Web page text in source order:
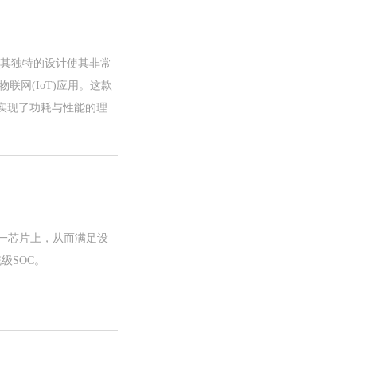
独特的设计使其非常
联网(IoT)应用。这款
现了功耗与性能的理
芯片上，从而满足设
SOC。